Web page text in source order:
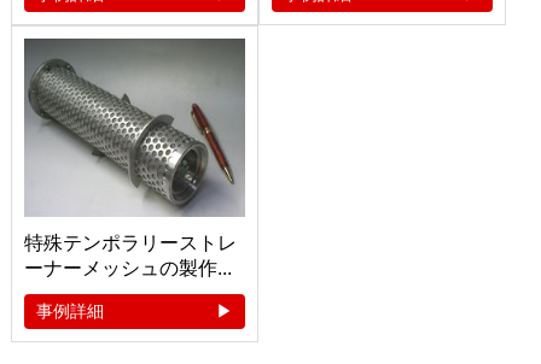
特殊テンポラリーストレ
ーナーメッシュの製作...
事例詳細